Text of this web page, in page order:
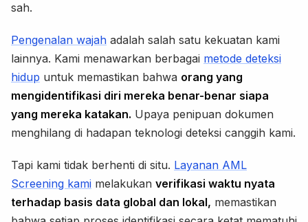
sah.
Pengenalan wajah adalah salah satu kekuatan kami
lainnya. Kami menawarkan berbagai metode deteksi
hidup untuk memastikan bahwa orang yang
mengidentifikasi diri mereka benar-benar siapa
yang mereka katakan. Upaya penipuan dokumen
menghilang di hadapan teknologi deteksi canggih kami.
Tapi kami tidak berhenti di situ. Layanan AML
Screening kami melakukan verifikasi waktu nyata
terhadap basis data global dan lokal, memastikan